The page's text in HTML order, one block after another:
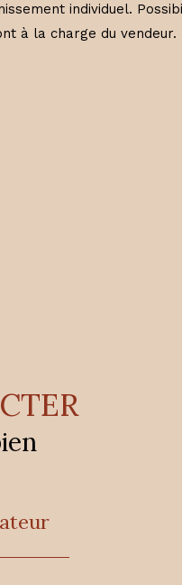
individuel.
à la charge du vendeur.